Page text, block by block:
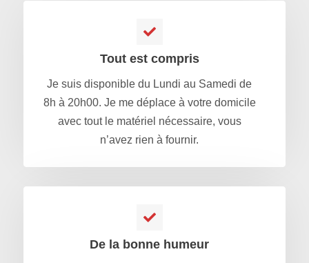
Tout est compris
Je suis disponible du Lundi au Samedi de
8h à 20h00. Je me déplace à votre domicile
avec tout le matériel nécessaire, vous
n’avez rien à fournir.
De la bonne humeur